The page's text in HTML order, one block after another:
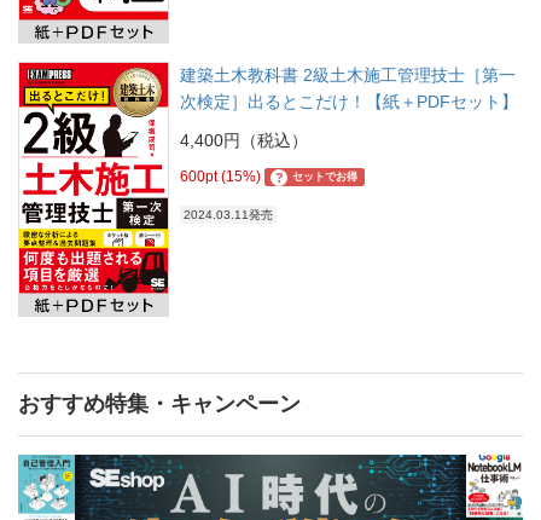
建築土木教科書 2級土木施工管理技士［第一
次検定］出るとこだけ！【紙＋PDFセット】
4,400円（税込）
600pt (15%) ? セットでお得
2024.03.11発売
おすすめ特集・キャンペーン